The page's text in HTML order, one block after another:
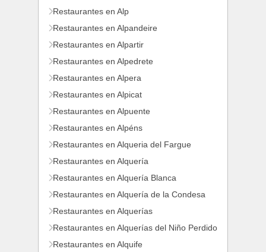
Restaurantes en Alp
Restaurantes en Alpandeire
Restaurantes en Alpartir
Restaurantes en Alpedrete
Restaurantes en Alpera
Restaurantes en Alpicat
Restaurantes en Alpuente
Restaurantes en Alpéns
Restaurantes en Alqueria del Fargue
Restaurantes en Alquería
Restaurantes en Alquería Blanca
Restaurantes en Alquería de la Condesa
Restaurantes en Alquerías
Restaurantes en Alquerías del Niño Perdido
Restaurantes en Alquife